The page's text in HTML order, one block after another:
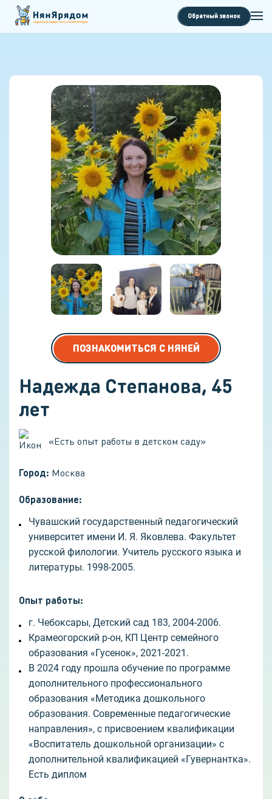
Обратный звонок
ПОЗНАКОМИТЬСЯ С НЯНЕЙ
Надежда Степанова, 45
лет
«Есть опыт работы в детском саду»
Город: Москва
Образование:
Чувашский государственный педагогический
университет имени И. Я. Яковлева. Факультет
русской филологии. Учитель русского языка и
литературы. 1998-2005.
Опыт работы:
г. Чебоксары, Детский сад 183, 2004-2006.
Крамеогорский р-он, КП Центр семейного
образования «Гусенок», 2021-2021.
В 2024 году прошла обучение по программе
дополнительного профессионального
образования «Методика дошкольного
образования. Современные педагогические
направления», с присвоением квалификации
«Воспитатель дошкольной организации» с
дополнительной квалификацией «Гувернантка».
Есть диплом